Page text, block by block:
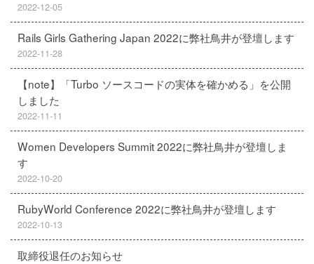
2022-12-05
Rails Girls Gathering Japan 2022に弊社鳥井が登壇します
2022-11-28
【note】「Turbo ソースコードの実体を確かめる」を公開
しました
2022-11-11
Women Developers Summit 2022に弊社鳥井が登壇しま
す
2022-10-20
RubyWorld Conference 2022に弊社鳥井が登壇します
2022-10-13
取締役退任のお知らせ